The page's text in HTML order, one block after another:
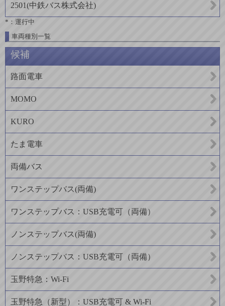
2501(中鉄バス株式会社)
*：運行中
車両種別一覧
候補
路面電車
MOMO
KURO
たま電車
両備バス
ワンステップバス(両備)
ワンステップバス：USB充電可（両備）
ノンステップバス(両備)
ノンステップバス：USB充電可（両備）
玉野特急：Wi-Fi
玉野特急（新型）：USB充電可 & Wi-Fi